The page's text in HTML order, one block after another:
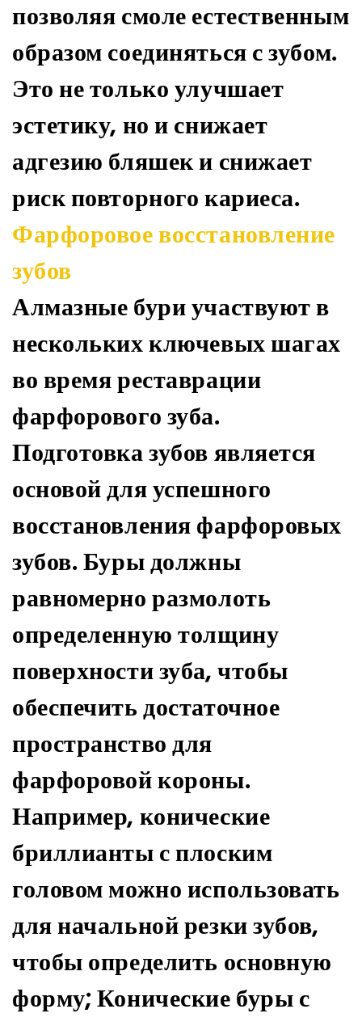
позволяя смоле естественным
образом соединяться с зубом.
Это не только улучшает
эстетику, но и снижает
адгезию бляшек и снижает
риск повторного кариеса.
Фарфоровое восстановление
зубов
Алмазные бури участвуют в
нескольких ключевых шагах
во время реставрации
фарфорового зуба.
Подготовка зубов является
основой для успешного
восстановления фарфоровых
зубов. Буры должны
равномерно размолоть
определенную толщину
поверхности зуба, чтобы
обеспечить достаточное
пространство для
фарфоровой короны.
Например, конические
бриллианты с плоским
головом можно использовать
для начальной резки зубов,
чтобы определить основную
форму; Конические буры с